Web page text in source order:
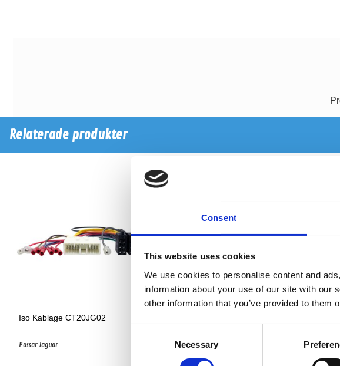
Consent
This website uses cookies
We use cookies to personalise content and
information about your use of our site with our
other information that you’ve provided to them
Necessary
Relaterade produkter
Iso Kablage CT20JG02
Passar Jaguar PassarHyundai